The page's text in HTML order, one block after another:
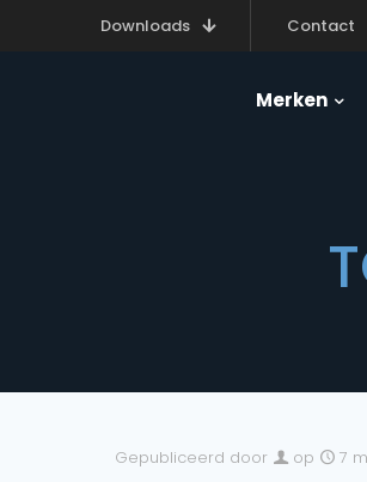
Downloads Contact
Merken
Gepubliceerd door op 7